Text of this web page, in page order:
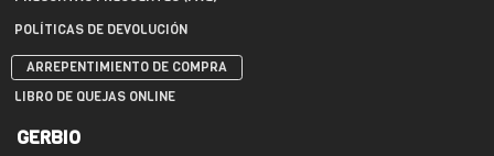
POLÍTICAS DE DEVOLUCIÓN
ARREPENTIMIENTO DE COMPRA
LIBRO DE QUEJAS ONLINE
GERBIO